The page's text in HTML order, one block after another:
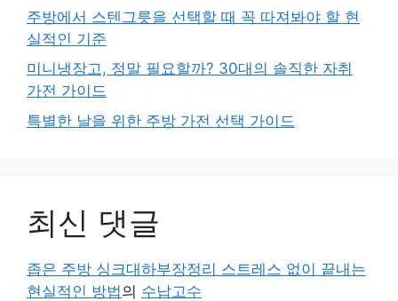
주방에서 스텐그릇을 선택할 때 꼭 따져봐야 할 현
실적인 기준
미니냉장고, 정말 필요할까? 30대의 솔직한 자취
가전 가이드
특별한 날을 위한 주방 가전 선택 가이드
최신 댓글
좁은 주방 싱크대하부장정리 스트레스 없이 끝내는
현실적인 방법의 수납고수